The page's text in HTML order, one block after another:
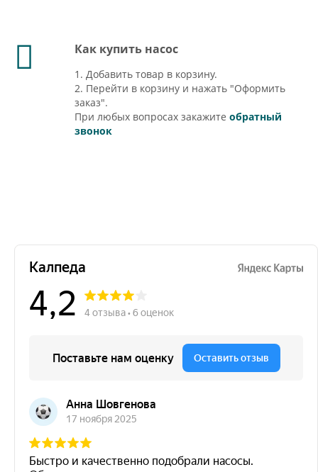
Как купить насос
1. Добавить товар в корзину.
2. Перейти в корзину и нажать "Оформить
заказ".
При любых вопросах закажите обратный
звонок